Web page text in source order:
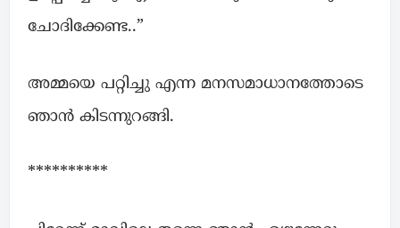
ചോദിക്കേണ്ട..”
അമ്മയെ പറ്റിച്ചു എന്ന മനസമാധാനത്തോടെ
ഞാൻ കിടന്നുറങ്ങി.
**********